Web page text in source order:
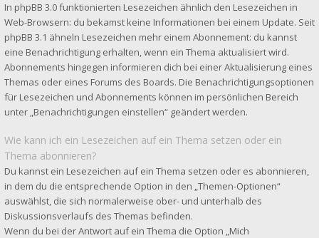
In phpBB 3.0 funktionierten Lesezeichen ähnlich den Lesezeichen in
Web-Browsern: du bekamst keine Informationen bei einem Update. Seit
phpBB 3.1 ähneln Lesezeichen mehr einem Abonnement: du kannst
eine Benachrichtigung erhalten, wenn ein Thema aktualisiert wird.
Abonnements hingegen informieren dich bei einer Aktualisierung eines
Themas oder eines Forums des Boards. Die Benachrichtigungsoptionen
für Lesezeichen und Abonnements können im persönlichen Bereich
unter „Benachrichtigungen einstellen“ geändert werden.
Wie kann ich ein Lesezeichen auf ein Thema setzen oder ein
Thema abonnieren?
Du kannst ein Lesezeichen auf ein Thema setzen oder es abonnieren,
in dem du die entsprechende Option in den „Themen-Optionen“
auswählst, die sich normalerweise ober- und unterhalb des
Diskussionsverlaufs des Themas befinden.
Wenn du bei der Antwort auf ein Thema die Option „Mich